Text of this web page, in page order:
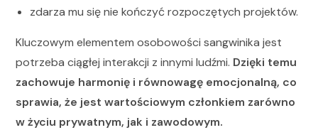
zdarza mu się nie kończyć rozpoczętych projektów.
Kluczowym elementem osobowości sangwinika jest
potrzeba ciągłej interakcji z innymi ludźmi. Dzięki temu
zachowuje harmonię i równowagę emocjonalną, co
sprawia, że jest wartościowym członkiem zarówno
w życiu prywatnym, jak i zawodowym.